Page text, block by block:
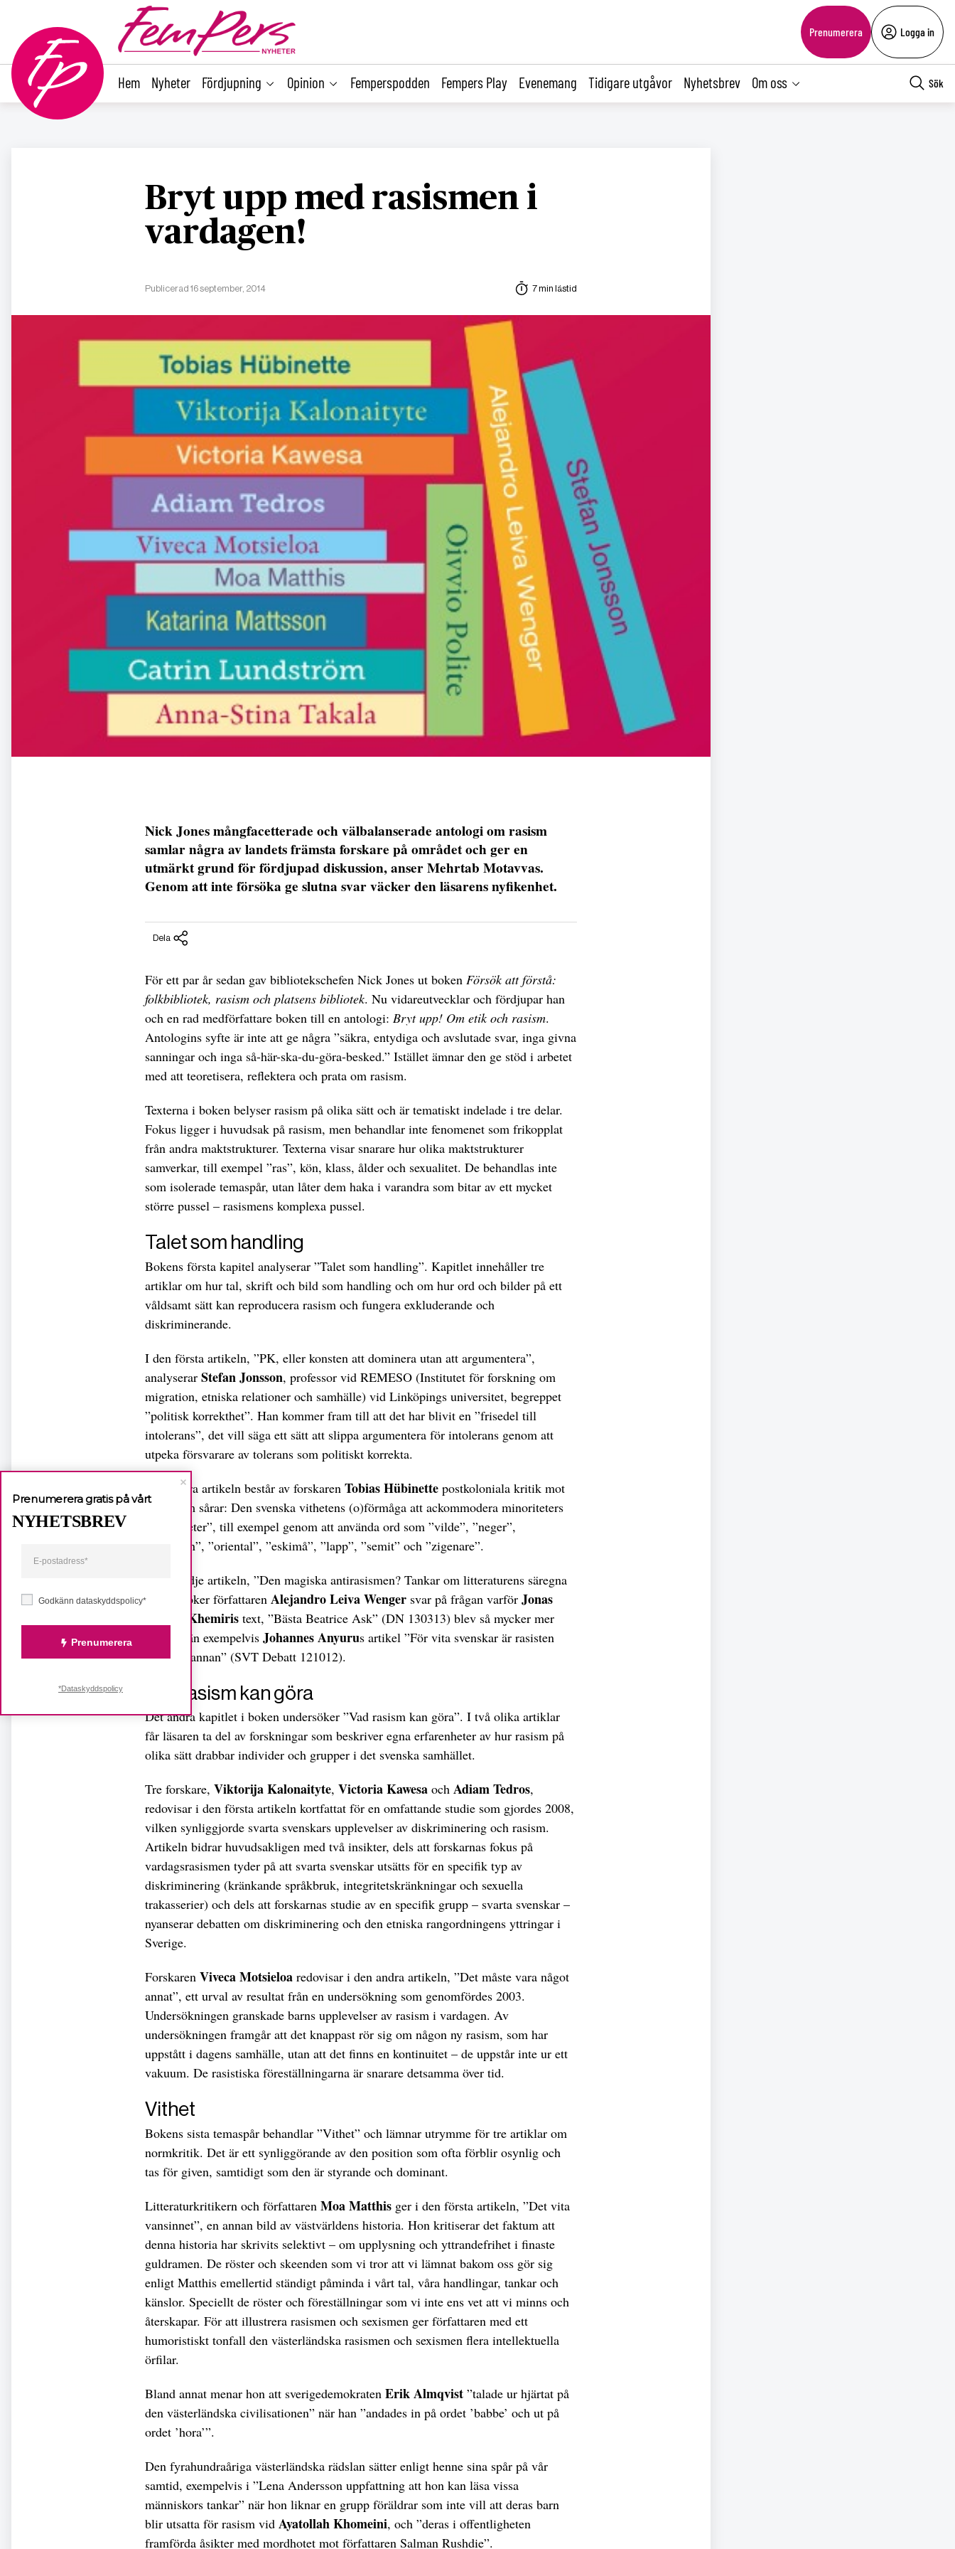
Prenumerera Logga in
Hem Nyheter Fördjupning Opinion Femperspodden Fempers Play Evenemang Tidigare utgåvor Nyhetsbrev Om oss Sök
Bryt upp med rasismen i
vardagen!
Publicerad 16 september, 2014 7 min lästid
Nick Jones mångfacetterade och välbalanserade antologi om rasism
samlar några av landets främsta forskare på området och ger en
utmärkt grund för fördjupad diskussion, anser Mehrtab Motavvas.
Genom att inte försöka ge slutna svar väcker den läsarens nyfikenhet.
Dela
För ett par år sedan gav bibliotekschefen Nick Jones ut boken Försök att förstå:
folkbibliotek, rasism och platsens bibliotek. Nu vidareutvecklar och fördjupar han
och en rad medförfattare boken till en antologi: Bryt upp! Om etik och rasism.
Antologins syfte är inte att ge några ”säkra, entydiga och avslutade svar, inga givna
sanningar och inga så-här-ska-du-göra-besked.” Istället ämnar den ge stöd i arbetet
med att teoretisera, reflektera och prata om rasism.
Texterna i boken belyser rasism på olika sätt och är tematiskt indelade i tre delar.
Fokus ligger i huvudsak på rasism, men behandlar inte fenomenet som frikopplat
från andra maktstrukturer. Texterna visar snarare hur olika maktstrukturer
samverkar, till exempel ”ras”, kön, klass, ålder och sexualitet. De behandlas inte
som isolerade temaspår, utan låter dem haka i varandra som bitar av ett mycket
större pussel – rasismens komplexa pussel.
Talet som handling
Bokens första kapitel analyserar ”Talet som handling”. Kapitlet innehåller tre
artiklar om hur tal, skrift och bild som handling och om hur ord och bilder på ett
våldsamt sätt kan reproducera rasism och fungera exkluderande och
diskriminerande.
I den första artikeln, ”PK, eller konsten att dominera utan att argumentera”,
analyserar Stefan Jonsson, professor vid REMESO (Institutet för forskning om
migration, etniska relationer och samhälle) vid Linköpings universitet, begreppet
”politisk korrekthet”. Han kommer fram till att det har blivit en ”frisedel till
intolerans”, det vill säga ett sätt att slippa argumentera för intolerans genom att
utpeka försvarare av tolerans som politiskt korrekta.
Den andra artikeln består av forskaren Tobias Hübinette postkoloniala kritik mot
”Ord som sårar: Den svenska vithetens (o)förmåga att ackommodera minoriteters
erfarenheter”, till exempel genom att använda ord som ”vilde”, ”neger”,
”rödskinn”, ”oriental”, ”eskimå”, ”lapp”, ”semit” och ”zigenare”.
I den tredje artikeln, ”Den magiska antirasismen? Tankar om litteraturens säregna
kraft”, söker författaren Alejandro Leiva Wenger svar på frågan varför Jonas
Hassen Khemiris text, ”Bästa Beatrice Ask” (DN 130313) blev så mycker mer
populär än exempelvis Johannes Anyurus artikel ”För vita svenskar är rasisten
alltid en annan” (SVT Debatt 121012).
Vad rasism kan göra
Det andra kapitlet i boken undersöker ”Vad rasism kan göra”. I två olika artiklar
får läsaren ta del av forskningar som beskriver egna erfarenheter av hur rasism på
olika sätt drabbar individer och grupper i det svenska samhället.
Tre forskare, Viktorija Kalonaityte, Victoria Kawesa och Adiam Tedros,
redovisar i den första artikeln kortfattat för en omfattande studie som gjordes 2008,
vilken synliggjorde svarta svenskars upplevelser av diskriminering och rasism.
Artikeln bidrar huvudsakligen med två insikter, dels att forskarnas fokus på
vardagsrasismen tyder på att svarta svenskar utsätts för en specifik typ av
diskriminering (kränkande språkbruk, integritetskränkningar och sexuella
trakasserier) och dels att forskarnas studie av en specifik grupp – svarta svenskar –
nyanserar debatten om diskriminering och den etniska rangordningens yttringar i
Sverige.
Forskaren Viveca Motsieloa redovisar i den andra artikeln, ”Det måste vara något
annat”, ett urval av resultat från en undersökning som genomfördes 2003.
Undersökningen granskade barns upplevelser av rasism i vardagen. Av
undersökningen framgår att det knappast rör sig om någon ny rasism, som har
uppstått i dagens samhälle, utan att det finns en kontinuitet – de uppstår inte ur ett
vakuum. De rasistiska föreställningarna är snarare detsamma över tid.
Vithet
Bokens sista temaspår behandlar ”Vithet” och lämnar utrymme för tre artiklar om
normkritik. Det är ett synliggörande av den position som ofta förblir osynlig och
tas för given, samtidigt som den är styrande och dominant.
Litteraturkritikern och författaren Moa Matthis ger i den första artikeln, ”Det vita
vansinnet”, en annan bild av västvärldens historia. Hon kritiserar det faktum att
denna historia har skrivits selektivt – om upplysning och yttrandefrihet i finaste
guldramen. De röster och skeenden som vi tror att vi lämnat bakom oss gör sig
enligt Matthis emellertid ständigt påminda i vårt tal, våra handlingar, tankar och
känslor. Speciellt de röster och föreställningar som vi inte ens vet att vi minns och
återskapar. För att illustrera rasismen och sexismen ger författaren med ett
humoristiskt tonfall den västerländska rasismen och sexismen flera intellektuella
örfilar.
Bland annat menar hon att sverigedemokraten Erik Almqvist ”talade ur hjärtat på
den västerländska civilisationen” när han ”andades in på ordet ’babbe’ och ut på
ordet ’hora’”.
Den fyrahundraåriga västerländska rädslan sätter enligt henne sina spår på vår
samtid, exempelvis i ”Lena Andersson uppfattning att hon kan läsa vissa
människors tankar” när hon liknar en grupp föräldrar som inte vill att deras barn
blir utsatta för rasism vid Ayatollah Khomeini, och ”deras i offentligheten
framförda åsikter med mordhotet mot författaren Salman Rushdie”.
Godkänn dataskyddspolicy*
Prenumerera
Prenumerera gratis på vårt
NYHETSBREV
*Dataskyddspolicy